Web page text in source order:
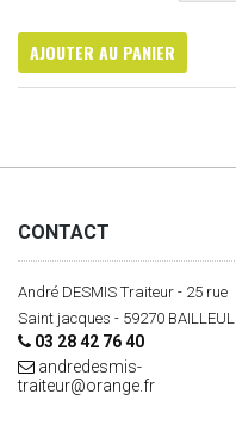
AJOUTER AU PANIER
CONTACT
André DESMIS Traiteur - 25 rue
Saint jacques - 59270 BAILLEUL
03 28 42 76 40
andredesmis-
traiteur@orange.fr